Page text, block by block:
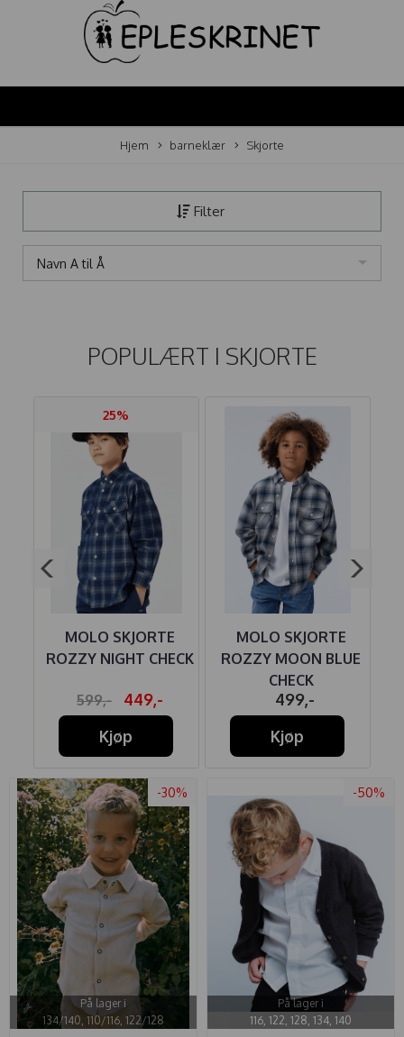
Hjem barneklær Skjorte
Filter
Navn A til Å
POPULÆRT I SKJORTE
25%
MOLO SKJORTE
ROZZY NIGHT CHECK
599,-
449,-
Kjøp
MOLO SKJORTE
ROZZY MOON BLUE
CHECK
499,-
Kjøp
-30%
På lager i
134/140, 110/116, 122/128
-50%
På lager i
116, 122, 128, 134, 140